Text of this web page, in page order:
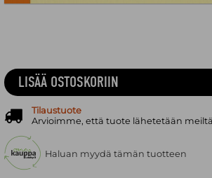
LISÄÄ OSTOSKORIIN
Tilaustuote
Arvioimme, että tuote lähetetään meiltä
Haluan myydä tämän tuotteen